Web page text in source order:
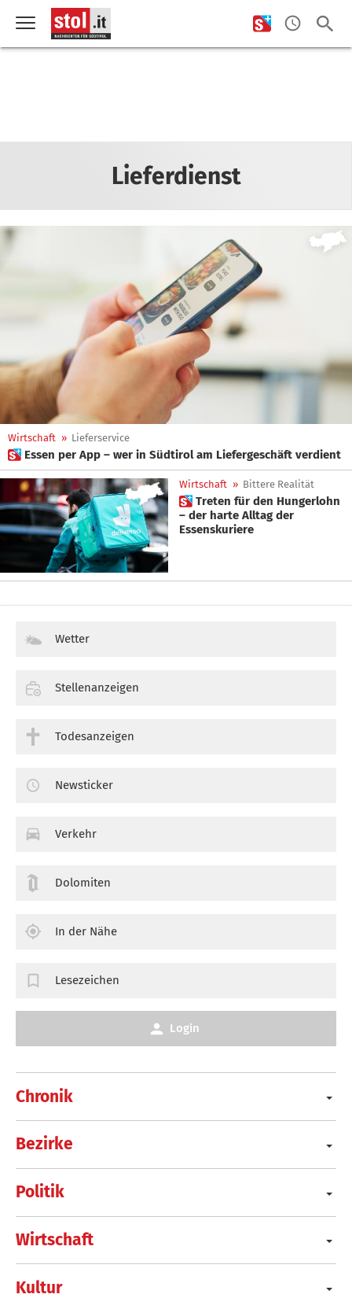
Lieferdienst
Wirtschaft » Lieferservice
 Essen per App – wer in Südtirol am Liefergeschäft verdient
Wirtschaft » Bittere Realität
 Treten für den Hungerlohn
– der harte Alltag der
Essenskuriere
Chronik
Bezirke
Politik
Wirtschaft
Kultur
Wetter
Stellenanzeigen
Todesanzeigen
Newsticker
Verkehr
Dolomiten
In der Nähe
Lesezeichen
Login